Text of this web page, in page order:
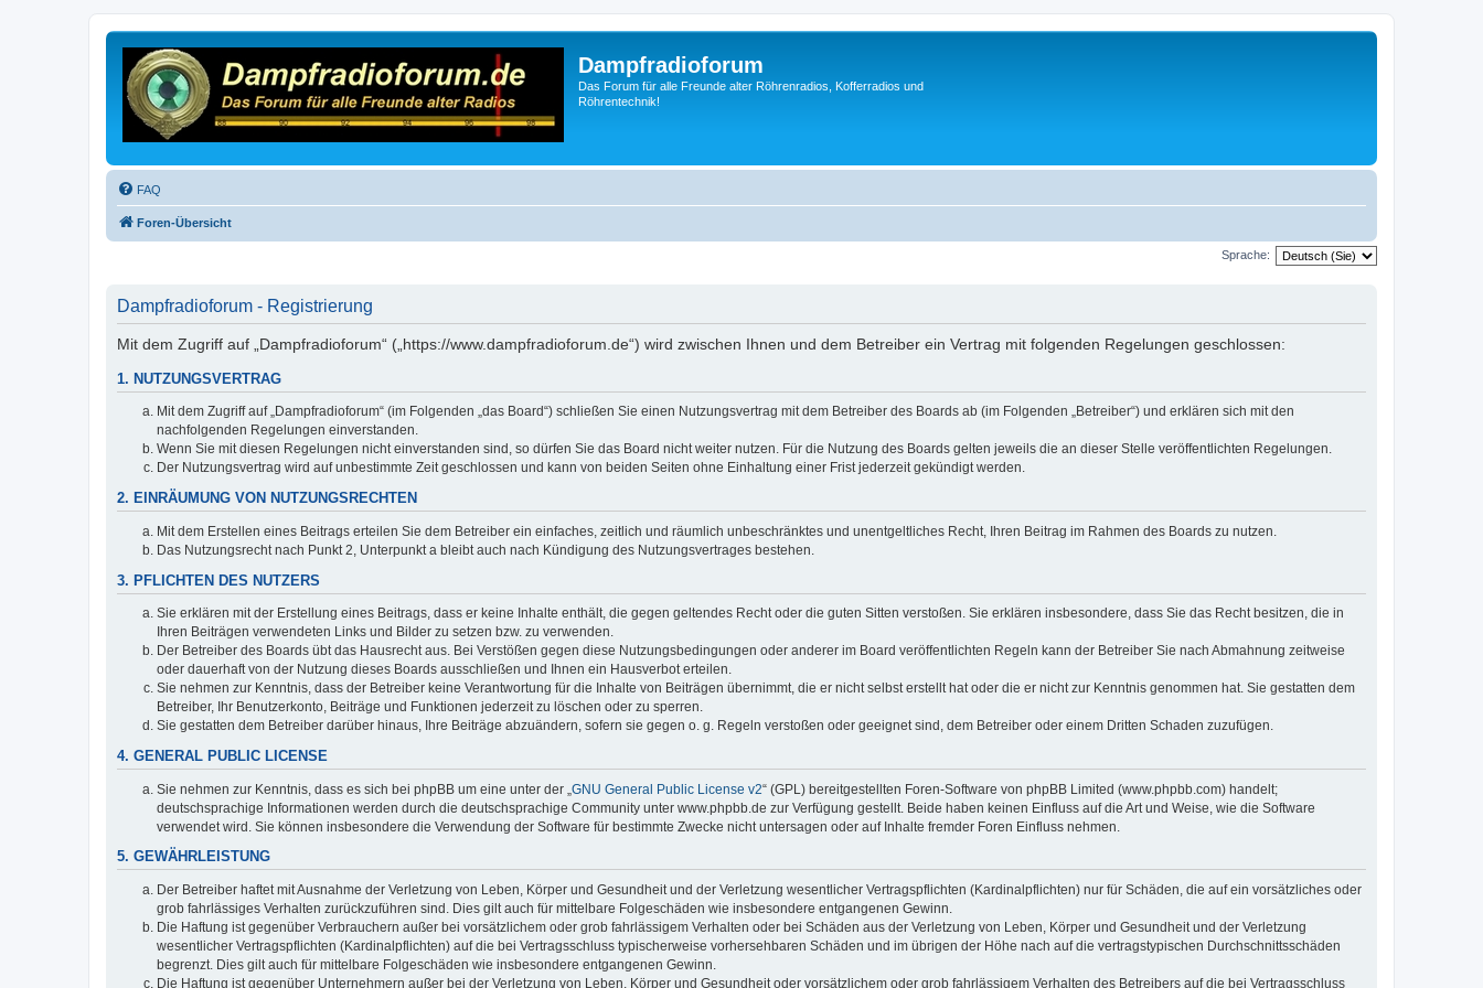
Dampfradioforum
Das Forum für alle Freunde alter Röhrenradios, Kofferradios und
Röhrentechnik!
FAQ
Foren-Übersicht
Sprache:
Dampfradioforum - Registrierung
Mit dem Zugriff auf „Dampfradioforum“ („https://www.dampfradioforum.de“) wird zwischen Ihnen und dem Betreiber ein Vertrag mit folgenden Regelungen geschlossen:
1. NUTZUNGSVERTRAG
Mit dem Zugriff auf „Dampfradioforum“ (im Folgenden „das Board“) schließen Sie einen Nutzungsvertrag mit dem Betreiber des Boards ab (im Folgenden „Betreiber“) und erklären sich mit den
nachfolgenden Regelungen einverstanden.
Wenn Sie mit diesen Regelungen nicht einverstanden sind, so dürfen Sie das Board nicht weiter nutzen. Für die Nutzung des Boards gelten jeweils die an dieser Stelle veröffentlichten Regelungen.
Der Nutzungsvertrag wird auf unbestimmte Zeit geschlossen und kann von beiden Seiten ohne Einhaltung einer Frist jederzeit gekündigt werden.
2. EINRÄUMUNG VON NUTZUNGSRECHTEN
Mit dem Erstellen eines Beitrags erteilen Sie dem Betreiber ein einfaches, zeitlich und räumlich unbeschränktes und unentgeltliches Recht, Ihren Beitrag im Rahmen des Boards zu nutzen.
Das Nutzungsrecht nach Punkt 2, Unterpunkt a bleibt auch nach Kündigung des Nutzungsvertrages bestehen.
3. PFLICHTEN DES NUTZERS
Sie erklären mit der Erstellung eines Beitrags, dass er keine Inhalte enthält, die gegen geltendes Recht oder die guten Sitten verstoßen. Sie erklären insbesondere, dass Sie das Recht besitzen, die in
Ihren Beiträgen verwendeten Links und Bilder zu setzen bzw. zu verwenden.
Der Betreiber des Boards übt das Hausrecht aus. Bei Verstößen gegen diese Nutzungsbedingungen oder anderer im Board veröffentlichten Regeln kann der Betreiber Sie nach Abmahnung zeitweise
oder dauerhaft von der Nutzung dieses Boards ausschließen und Ihnen ein Hausverbot erteilen.
Sie nehmen zur Kenntnis, dass der Betreiber keine Verantwortung für die Inhalte von Beiträgen übernimmt, die er nicht selbst erstellt hat oder die er nicht zur Kenntnis genommen hat. Sie gestatten dem
Betreiber, Ihr Benutzerkonto, Beiträge und Funktionen jederzeit zu löschen oder zu sperren.
Sie gestatten dem Betreiber darüber hinaus, Ihre Beiträge abzuändern, sofern sie gegen o. g. Regeln verstoßen oder geeignet sind, dem Betreiber oder einem Dritten Schaden zuzufügen.
4. GENERAL PUBLIC LICENSE
Sie nehmen zur Kenntnis, dass es sich bei phpBB um eine unter der „ GNU General Public License v2“ (GPL) bereitgestellten Foren-Software von phpBB Limited (www.phpbb.com) handelt;
deutschsprachige Informationen werden durch die deutschsprachige Community unter www.phpbb.de zur Verfügung gestellt. Beide haben keinen Einfluss auf die Art und Weise, wie die Software
verwendet wird. Sie können insbesondere die Verwendung der Software für bestimmte Zwecke nicht untersagen oder auf Inhalte fremder Foren Einfluss nehmen.
5. GEWÄHRLEISTUNG
Der Betreiber haftet mit Ausnahme der Verletzung von Leben, Körper und Gesundheit und der Verletzung wesentlicher Vertragspflichten (Kardinalpflichten) nur für Schäden, die auf ein vorsätzliches oder
grob fahrlässiges Verhalten zurückzuführen sind. Dies gilt auch für mittelbare Folgeschäden wie insbesondere entgangenen Gewinn.
Die Haftung ist gegenüber Verbrauchern außer bei vorsätzlichem oder grob fahrlässigem Verhalten oder bei Schäden aus der Verletzung von Leben, Körper und Gesundheit und der Verletzung
wesentlicher Vertragspflichten (Kardinalpflichten) auf die bei Vertragsschluss typischerweise vorhersehbaren Schäden und im übrigen der Höhe nach auf die vertragstypischen Durchschnittsschäden
begrenzt. Dies gilt auch für mittelbare Folgeschäden wie insbesondere entgangenen Gewinn.
Die Haftung ist gegenüber Unternehmern außer bei der Verletzung von Leben, Körper und Gesundheit oder vorsätzlichem oder grob fahrlässigem Verhalten des Betreibers auf die bei Vertragsschluss